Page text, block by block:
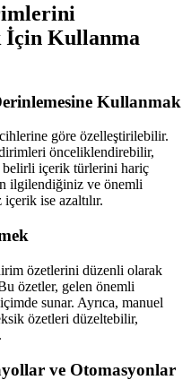
Kullanma
Kullanmak
göre özelleştirilebilir.
önceliklendirebilir,
belirli içerik türlerini hariç
ilgilendiğiniz ve önemli
ise azaltılır.
özetlerini düzenli olarak
özetler, gelen önemli
sunar. Ayrıca, manuel
özetleri düzeltebilir,
ve Otomasyonlar